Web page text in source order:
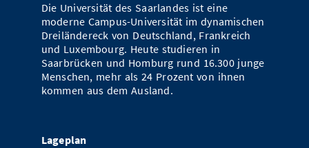
Die Universität des Saarlandes ist eine
moderne Campus-Universität im dynamischen
Dreiländereck von Deutschland, Frankreich
und Luxembourg. Heute studieren in
Saarbrücken und Homburg rund 16.300 junge
Menschen, mehr als 24 Prozent von ihnen
kommen aus dem Ausland.
Lageplan